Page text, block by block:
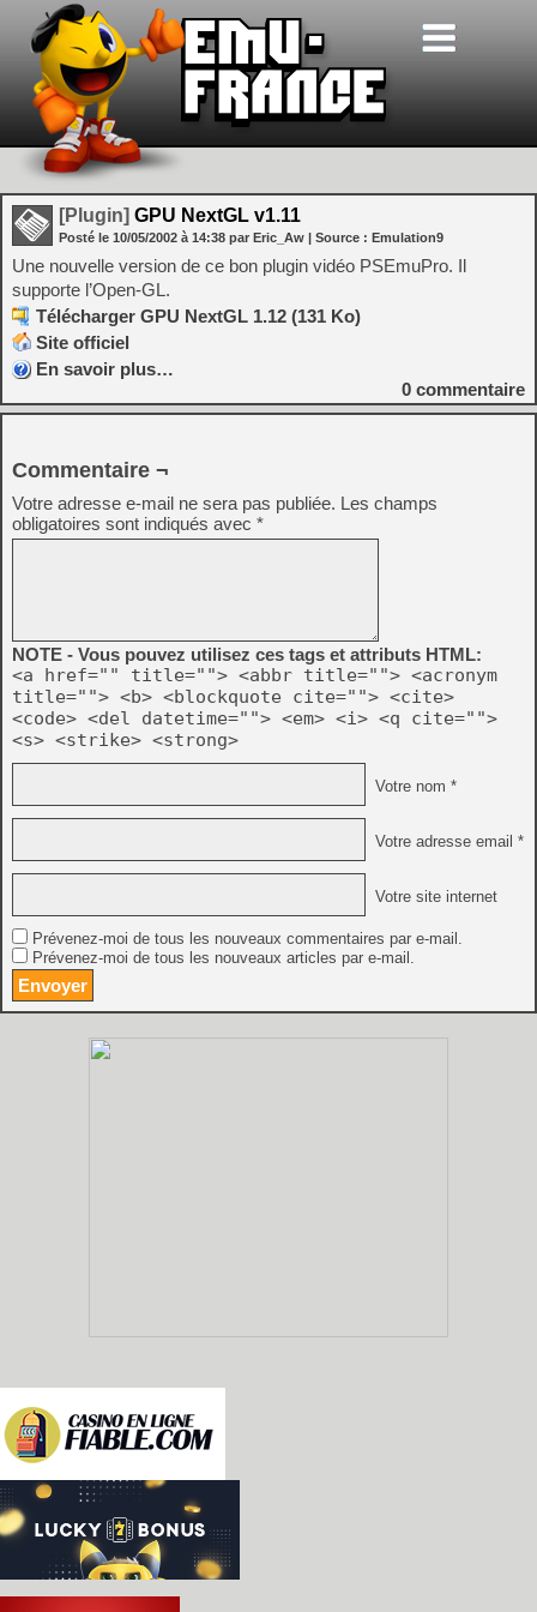
[Plugin] GPU NextGL v1.11
Posté le 10/05/2002 à 14:38 par Eric_Aw | Source : Emulation9
Une nouvelle version de ce bon plugin vidéo PSEmuPro. Il
supporte l’Open-GL.
Télécharger GPU NextGL 1.12 (131 Ko)
Site officiel
En savoir plus…
0 commentaire
Commentaire ¬
Votre adresse e-mail ne sera pas publiée. Les champs
obligatoires sont indiqués avec *
NOTE - Vous pouvez utilisez ces tags et attributs HTML:
<a href="" title=""> <abbr title=""> <acronym
title=""> <b> <blockquote cite=""> <cite>
<code> <del datetime=""> <em> <i> <q cite="">
<s> <strike> <strong>
Votre nom *
Votre adresse email *
Votre site internet
Prévenez-moi de tous les nouveaux commentaires par e-mail.
Prévenez-moi de tous les nouveaux articles par e-mail.